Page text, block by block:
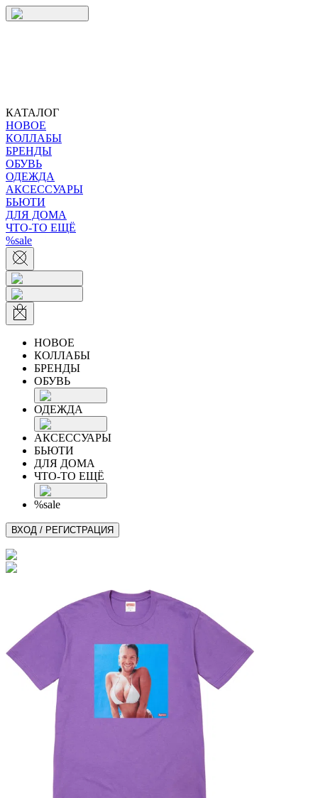
КАТАЛОГ
НОВОЕ
КОЛЛАБЫ
БРЕНДЫ
ОБУВЬ
ОДЕЖДА
АКСЕССУАРЫ
БЬЮТИ
ДЛЯ ДОМА
ЧТО-ТО ЕЩЁ
%sale
НОВОЕ
КОЛЛАБЫ
БРЕНДЫ
ОБУВЬ
ОДЕЖДА
АКСЕССУАРЫ
БЬЮТИ
ДЛЯ ДОМА
ЧТО-ТО ЕЩЁ
%sale
ВХОД / РЕГИСТРАЦИЯ